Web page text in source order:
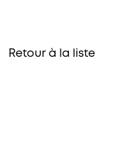
Retour à la liste